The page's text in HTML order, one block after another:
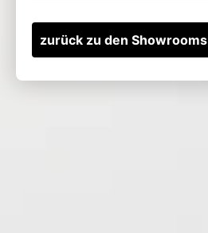
zurück zu den Showrooms